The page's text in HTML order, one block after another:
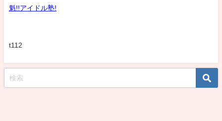
魁!!アイドル塾!
t112